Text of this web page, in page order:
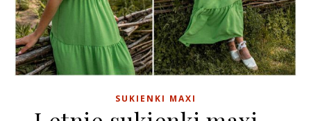
SUKIENKI MAXI